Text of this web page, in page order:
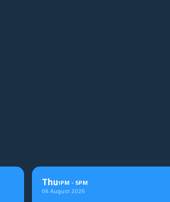
Thu1PM - 5PM
06 August 2026